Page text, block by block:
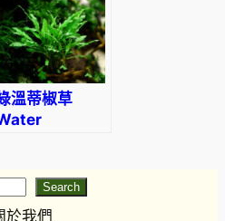
溫蒂椒草
Search
於我們